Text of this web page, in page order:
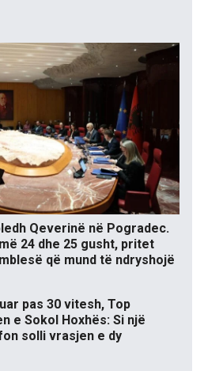
Qeverinë në Pogradec.
24 dhe 25 gusht, pritet
që mund të ndryshojë
pas 30 vitesh, Top
e Sokol Hoxhës: Si një
solli vrasjen e dy